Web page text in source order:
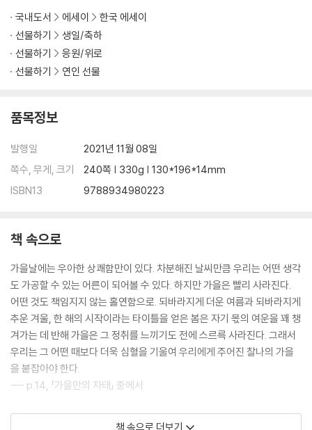
느리게 걷는 마음
나는 노력하지 않아도 그 속에 있어
향수가 된 글
나의 택배 기사
국내도서 에세이
한국 에세이
선물하기
생일/축하
선물하기
응원/위로
선물하기
연인 선물
품목정보
발행일
2021년 11월 08일
쪽수, 무게, 크기
240쪽 | 330g | 130*196*14mm
ISBN13
9788934980223
책 속으로
가을날에는 우아한 상쾌함만이 있다. 차분해진 날씨만큼 우리는 어떤 생각
도 가공할 수 있는 어른이 되어볼 수 있다. 하지만 가을은 빨리 사라진다.
어떤 것도 책임지지 않는 홀연함으로. 되바라지게 더운 여름과 되바라지게
추운 겨울, 한 해의 시작이라는 타이틀을 얻은 봄은 자기 몫의 여운을 꽤 챙
겨가는 데 반해 가을은 그 정취를 느끼기도 전에 스르륵 사라진다. 그래서
우리는 그 어떤 때보다 더욱 심혈을 기울여 우리에게 주어진 찰나의 가을
을 붙잡아야 한다.
--- p.14, 「가을만의 자태」 중에서
내가 기대하는 날이라고 한다면 오히려 오늘 같은 날이다. 두 번 우린 차 같
책 속으로 더보기